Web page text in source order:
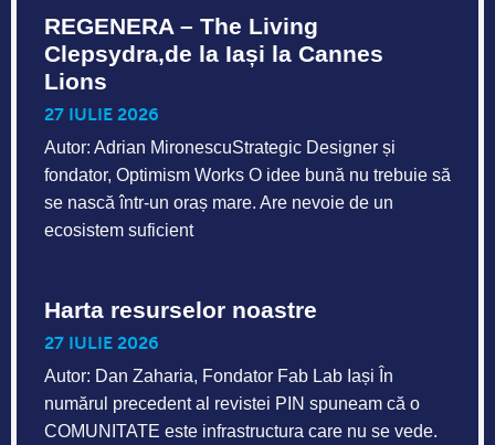
REGENERA – The Living
Clepsydra,de la Iași la Cannes
Lions
27 IULIE 2026
Autor: Adrian MironescuStrategic Designer și
fondator, Optimism Works O idee bună nu trebuie să
se nască într-un oraș mare. Are nevoie de un
ecosistem suficient
Harta resurselor noastre
27 IULIE 2026
Autor: Dan Zaharia, Fondator Fab Lab Iași În
numărul precedent al revistei PIN spuneam că o
COMUNITATE este infrastructura care nu se vede.